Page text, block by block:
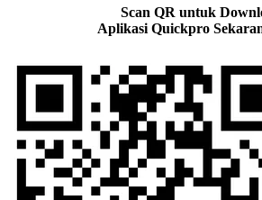
Scan QR untuk
Aplikasi Quickpro